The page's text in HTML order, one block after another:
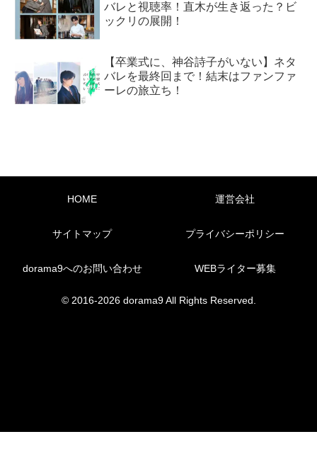
バレと視聴率！直木が生き返った？ビ
ックリの展開！
【卒業式に、神谷詩子がいない】ネタ
バレを最終回まで！結末はファンファ
ーレの旅立ち！
HOME 運営会社
サイトマップ プライバシーポリシー
dorama9へのお問い合わせ WEBライター募集
© 2016-2026 dorama9 All Rights Reserved.